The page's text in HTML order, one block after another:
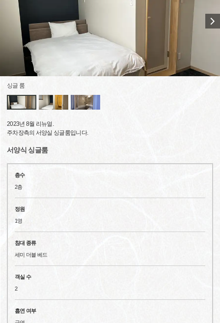
싱글 룸
2023년 8월 리뉴얼.
주차장측의 서양실 싱글룸입니다.
서양식 싱글룸
층수
2층
정원
1명
침대 종류
세미 더블 베드
객실 수
2
흡연 여부